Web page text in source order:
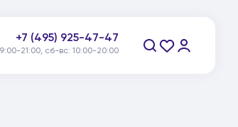
+7 (495) 925-47-47
21:00, сб-вс: 10:00-20:00